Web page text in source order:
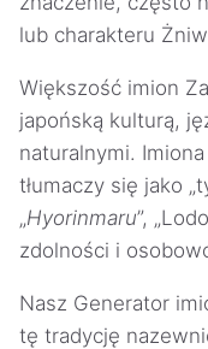
lub charakteru
Większość imion
japońską kulturą,
naturalnymi. Imiona
tłumaczy się jako
„Hyorinmaru”,
zdolności i
Nasz Generator
tę tradycję